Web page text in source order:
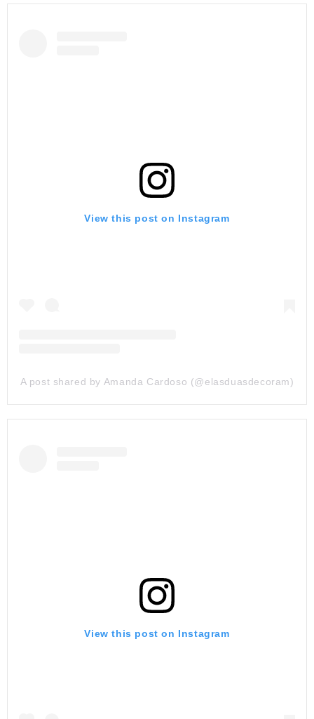
View this post on Instagram
A post shared by Amanda Cardoso (@elasduasdecoram)
View this post on Instagram